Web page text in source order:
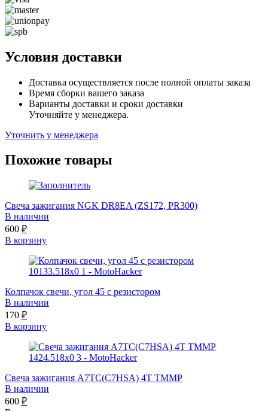
Условия доставки
Доставка осуществляется после полной оплаты заказа
Время сборки вашего заказа
Варианты доставки и сроки доставки
Уточняйте у менеджера.
Уточнить у менеджера
Похожие товары
Свеча зажигания NGK DR8EA (ZS172, PR300)
В наличии
600 ₽
В корзину
Колпачок свечи, угол 45 с резистором
В наличии
170 ₽
В корзину
Свеча зажигания A7TC(C7HSA) 4Т TMMP
В наличии
600 ₽